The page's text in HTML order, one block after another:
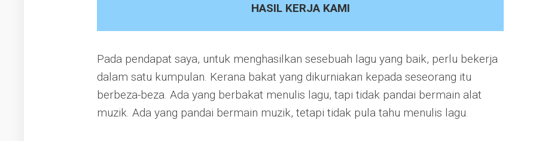
HASIL KERJA KAMI
Pada pendapat saya, untuk menghasilkan sesebuah lagu yang baik, perlu bekerja
dalam satu kumpulan. Kerana bakat yang dikurniakan kepada seseorang itu
berbeza-beza. Ada yang berbakat menulis lagu, tapi tidak pandai bermain alat
muzik. Ada yang pandai bermain muzik, tetapi tidak pula tahu menulis lagu.